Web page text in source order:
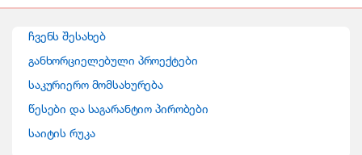
ჩვენს შესახებ
განხორციელებული პროექტები
საკურიერო მომსახურება
წესები და საგარანტიო პირობები
საიტის რუკა